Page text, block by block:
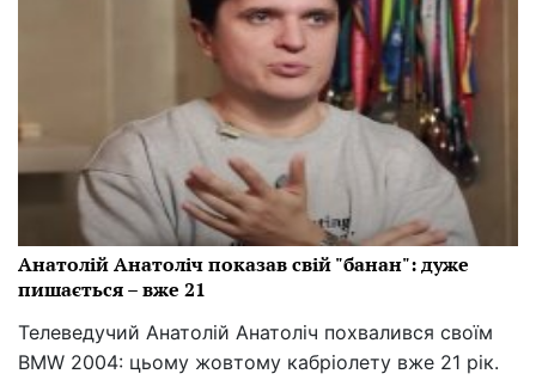
Анатолій Анатоліч показав свій "банан": дуже
пишається – вже 21
Телеведучий Анатолій Анатоліч похвалився своїм
BMW 2004: цьому жовтому кабріолету вже 21 рік.